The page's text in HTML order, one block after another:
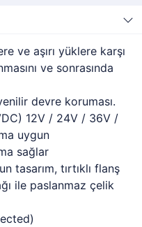
ve aşırı yüklere karşı
ve sonrasında
devre koruması.
12V / 24V / 36V /
uygun
sağlar
tasarım, tırtıklı flanş
ile paslanmaz çelik